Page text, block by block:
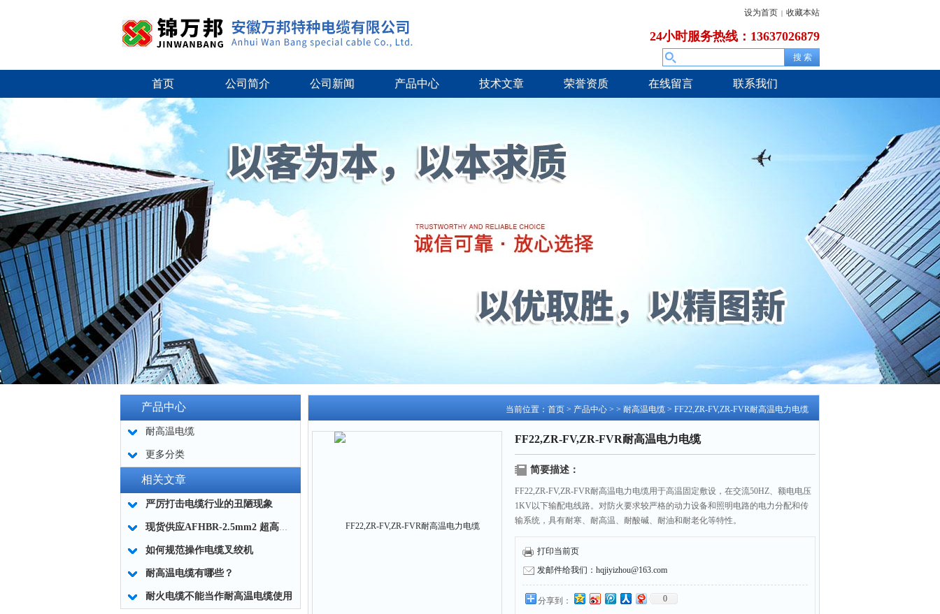
设为首页 | 收藏本站
24小时服务热线：13637026879
首页 公司简介 公司新闻 产品中心 技术文章 荣誉资质 在线留言 联系我们
产品中心
耐高温电缆
更多分类
相关文章
严厉打击电缆行业的丑陋现象
现货供应AFHBR-2.5mm2 超高温耐火电缆
如何规范操作电缆叉绞机
耐高温电缆有哪些？
耐火电缆不能当作耐高温电缆使用
当前位置： 首页 > 产品中心 > > 耐高温电缆 > FF22,ZR-FV,ZR-FVR耐高温电力电缆
FF22,ZR-FV,ZR-FVR耐高温电力电缆
简要描述：
FF22,ZR-FV,ZR-FVR耐高温电力电缆用于高温固定敷设，在交流50HZ、额电电压
1KV以下输配电线路。对防火要求较严格的动力设备和照明电路的电力分配和传
输系统，具有耐寒、耐高温、耐酸碱、耐油和耐老化等特性。
打印当前页
发邮件给我们：hqjiyizhou@163.com
分享到： 0